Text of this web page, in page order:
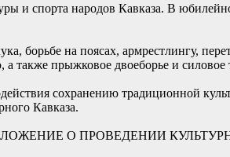
и спорта народов Кавказа. В
на поясах, армрестлингу,
также прыжковое двоеборье и силовое
сохранению традиционной
Кавказа.
О ПРОВЕДЕНИИ